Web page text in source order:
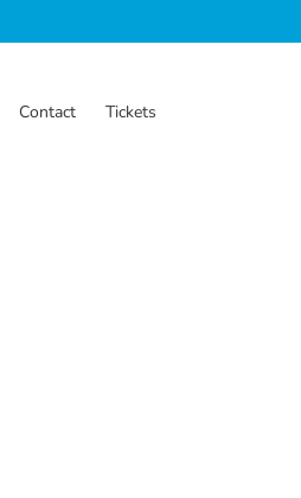
Contact Tickets